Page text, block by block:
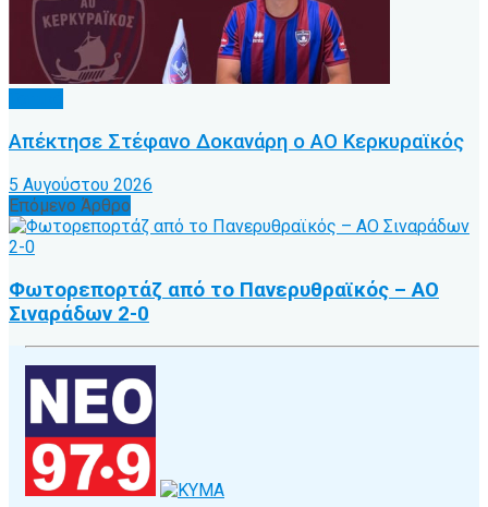
Απέκτησε Στέφανο Δοκανάρη ο ΑΟ Κερκυραϊκός
5 Αυγούστου 2026
Επόμενο Άρθρο
Φωτορεπορτάζ από το Πανερυθραϊκός – ΑΟ
Σιναράδων 2-0